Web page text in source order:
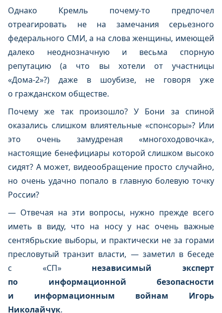
Однако Кремль почему-то предпочел
отреагировать не на замечания серьезного
федерального СМИ, а на слова женщины, имеющей
далеко неоднозначную и весьма спорную
репутацию (а что вы хотели от участницы
«Дома-2»?) даже в шоубизе, не говоря уже
о гражданском обществе.
Почему же так произошло? У Бони за спиной
оказались слишком влиятельные «спонсоры»? Или
это очень замудреная «многоходовочка»,
настоящие бенефициары которой слишком высоко
сидят? А может, видеообращение просто случайно,
но очень удачно попало в главную болевую точку
России?
— Отвечая на эти вопросы, нужно прежде всего
иметь в виду, что на носу у нас очень важные
сентябрьские выборы, и практически не за горами
пресловутый транзит власти, — заметил в беседе
с «СП» независимый эксперт
по информационной безопасности
и информационным войнам Игорь
Николайчук.